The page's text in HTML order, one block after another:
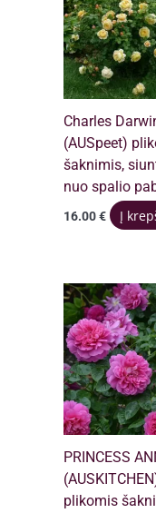
Charles
(AUSpeet)
šaknimis,
nuo spalio
16.00€ Į
PRINCESS
plikomis